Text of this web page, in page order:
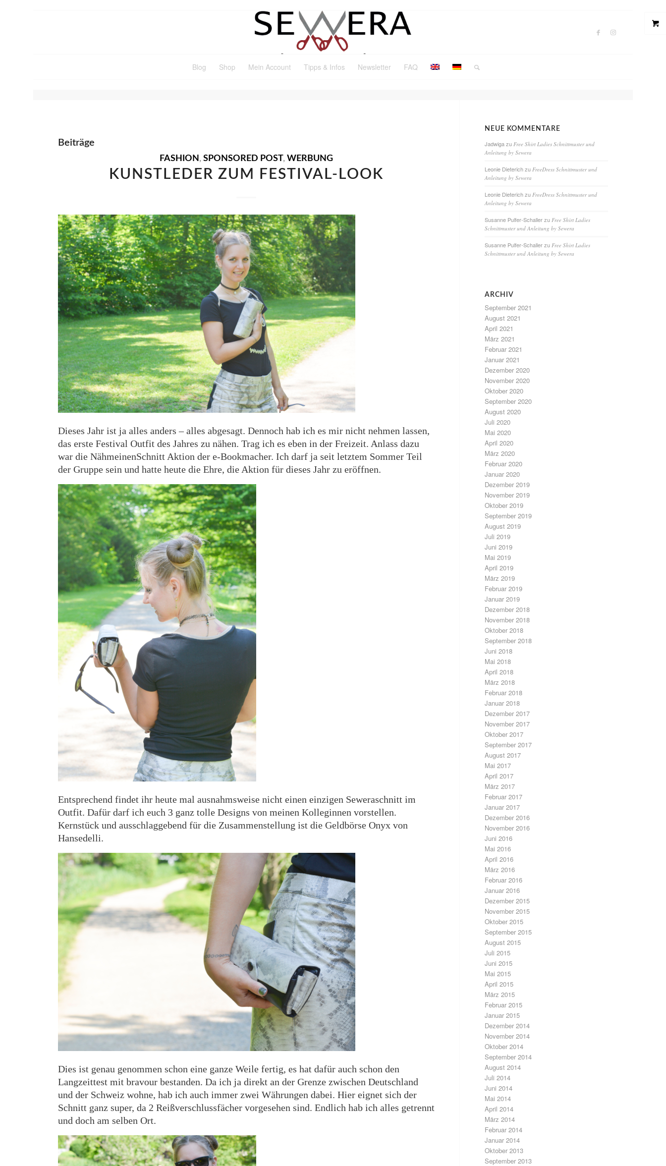
Blog Shop Mein Account Tipps & Infos Newsletter FAQ
Beiträge
FASHION ,SPONSORED POST,WERBUNG
KUNSTLEDER ZUM FESTIVAL-LOOK
Dieses Jahr ist ja alles anders – alles abgesagt. Dennoch hab ich es mir nicht nehmen lassen,
das erste Festival Outfit des Jahres zu nähen. Trag ich es eben in der Freizeit. Anlass dazu
war die NähmeinenSchnitt Aktion der e-Bookmacher. Ich darf ja seit letztem Sommer Teil
der Gruppe sein und hatte heute die Ehre, die Aktion für dieses Jahr zu eröffnen.
Entsprechend findet ihr heute mal ausnahmsweise nicht einen einzigen Seweraschnitt im
Outfit. Dafür darf ich euch 3 ganz tolle Designs von meinen Kolleginnen vorstellen.
Kernstück und ausschlaggebend für die Zusammenstellung ist die Geldbörse Onyx von
Hansedelli.
Dies ist genau genommen schon eine ganze Weile fertig, es hat dafür auch schon den
Langzeittest mit bravour bestanden. Da ich ja direkt an der Grenze zwischen Deutschland
und der Schweiz wohne, hab ich auch immer zwei Währungen dabei. Hier eignet sich der
Schnitt ganz super, da 2 Reißverschlussfächer vorgesehen sind. Endlich hab ich alles getrennt
und doch am selben Ort.
NEUE KOMMENTARE
Jadwigazu Free Shirt Ladies Schnittmuster und
Anleitung by Sewera
Leonie Dieterichzu FreeDress Schnittmuster und
Anleitung by Sewera
Leonie Dieterichzu FreeDress Schnittmuster und
Anleitung by Sewera
Susanne Pulfer-Schallerzu Free Shirt Ladies
Schnittmuster und Anleitung by Sewera
Susanne Pulfer-Schallerzu Free Shirt Ladies
Schnittmuster und Anleitung by Sewera
ARCHIV
September 2021
August 2021
April 2021
März 2021
Februar 2021
Januar 2021
Dezember 2020
November 2020
Oktober 2020
September 2020
August 2020
Juli 2020
Mai 2020
April 2020
März 2020
Februar 2020
Januar 2020
Dezember 2019
November 2019
Oktober 2019
September 2019
August 2019
Juli 2019
Juni 2019
Mai 2019
April 2019
März 2019
Februar 2019
Januar 2019
Dezember 2018
November 2018
Oktober 2018
September 2018
Juni 2018
Mai 2018
April 2018
März 2018
Februar 2018
Januar 2018
Dezember 2017
November 2017
Oktober 2017
September 2017
August 2017
Mai 2017
April 2017
März 2017
Februar 2017
Januar 2017
Dezember 2016
November 2016
Juni 2016
Mai 2016
April 2016
März 2016
Februar 2016
Januar 2016
Dezember 2015
November 2015
Oktober 2015
September 2015
August 2015
Juli 2015
Juni 2015
Mai 2015
April 2015
März 2015
Februar 2015
Januar 2015
Dezember 2014
November 2014
Oktober 2014
September 2014
August 2014
Juli 2014
Juni 2014
Mai 2014
April 2014
März 2014
Februar 2014
Januar 2014
Oktober 2013
September 2013